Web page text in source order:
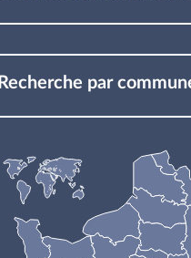
Recherche par